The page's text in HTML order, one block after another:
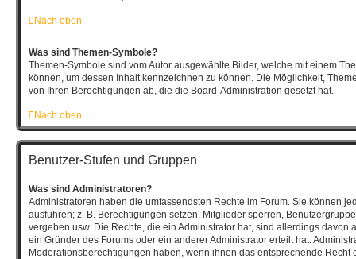
Nach oben
Was sind Themen-Symbole?
Themen-Symbole sind vom Autor ausgewählte Bilder, welche mit einem
können, um dessen Inhalt kennzeichnen zu können. Die Möglichkeit,
von Ihren Berechtigungen ab, die die Board-Administration gesetzt hat.
Nach oben
Benutzer-Stufen und Gruppen
Was sind Administratoren?
Administratoren haben die umfassendsten Rechte im Forum. Sie können
ausführen; z. B. Berechtigungen setzen, Mitglieder sperren,
vergeben usw. Die Rechte, die ein Administrator hat, sind allerdings davon
ein Gründer des Forums oder ein anderer Administrator erteilt hat.
Moderationsberechtigungen haben, wenn ihnen das entsprechende Recht